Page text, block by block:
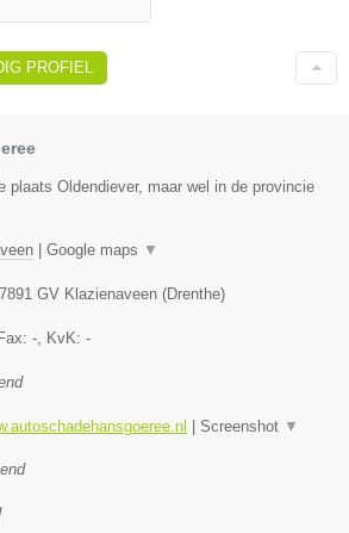
PROFIEL
plaats Oldendiever, maar wel in de provincie
| Google maps ▼
7891 GV Klazienaveen (Drenthe)
Fax: - , KvK: -
| Screenshot ▼